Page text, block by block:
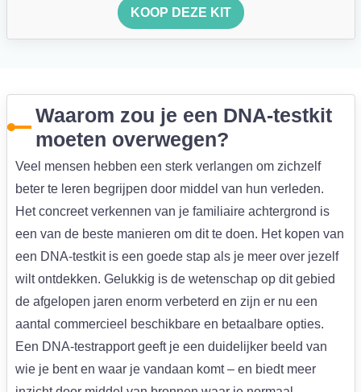
KOOP DEZE KIT
Waarom zou je een DNA-testkit
moeten overwegen?
Veel mensen hebben een sterk verlangen om zichzelf
beter te leren begrijpen door middel van hun verleden.
Het concreet verkennen van je familiaire achtergrond is
een van de beste manieren om dit te doen. Het kopen van
een DNA-testkit is een goede stap als je meer over jezelf
wilt ontdekken. Gelukkig is de wetenschap op dit gebied
de afgelopen jaren enorm verbeterd en zijn er nu een
aantal commercieel beschikbare en betaalbare opties.
Een DNA-testrapport geeft je een duidelijker beeld van
wie je bent en waar je vandaan komt – en biedt meer